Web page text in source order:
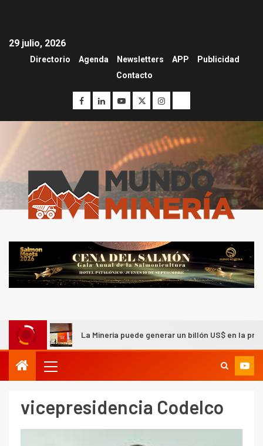
29 julio, 2026
Directorio Agenda Newsletters APP
Publicidad
Contacto
La Minería puede generar un billón US$ en la próxima
vicepresidencia Codelco